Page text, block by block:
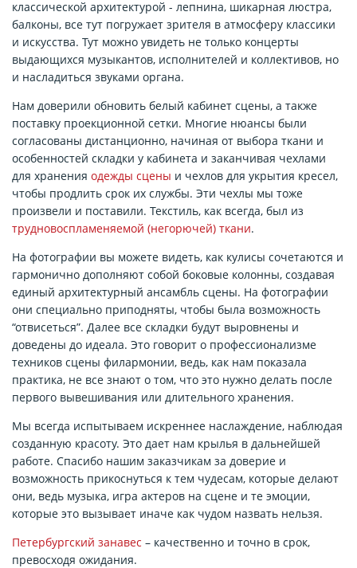
классической архитектурой - лепнина, шикарная люстра,
балконы, все тут погружает зрителя в атмосферу классики
и искусства. Тут можно увидеть не только концерты
выдающихся музыкантов, исполнителей и коллективов, но
и насладиться звуками органа.
Нам доверили обновить белый кабинет сцены, а также
поставку проекционной сетки. Многие нюансы были
согласованы дистанционно, начиная от выбора ткани и
особенностей складки у кабинета и заканчивая чехлами
для хранения одежды сцены и чехлов для укрытия кресел,
чтобы продлить срок их службы. Эти чехлы мы тоже
произвели и поставили. Текстиль, как всегда, был из
трудновоспламеняемой (негорючей) ткани.
На фотографии вы можете видеть, как кулисы сочетаются и
гармонично дополняют собой боковые колонны, создавая
единый архитектурный ансамбль сцены. На фотографии
они специально приподняты, чтобы была возможность
“отвисеться”. Далее все складки будут выровнены и
доведены до идеала. Это говорит о профессионализме
техников сцены филармонии, ведь, как нам показала
практика, не все знают о том, что это нужно делать после
первого вывешивания или длительного хранения.
Мы всегда испытываем искреннее наслаждение, наблюдая
созданную красоту. Это дает нам крылья в дальнейшей
работе. Спасибо нашим заказчикам за доверие и
возможность прикоснуться к тем чудесам, которые делают
они, ведь музыка, игра актеров на сцене и те эмоции,
которые это вызывает иначе как чудом назвать нельзя.
Петербургский занавес – качественно и точно в срок,
превосходя ожидания.